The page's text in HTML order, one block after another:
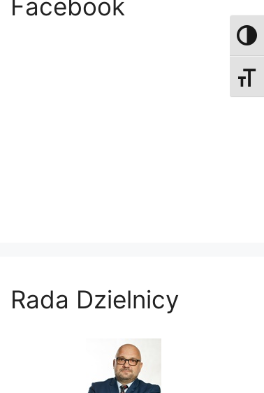
Facebook
Rada Dzielnicy